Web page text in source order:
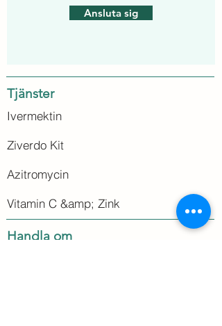
Ansluta sig
Tjänster
Ivermektin
Ziverdo Kit
Azitromycin
Vitamin C &amp; Zink
Handla om